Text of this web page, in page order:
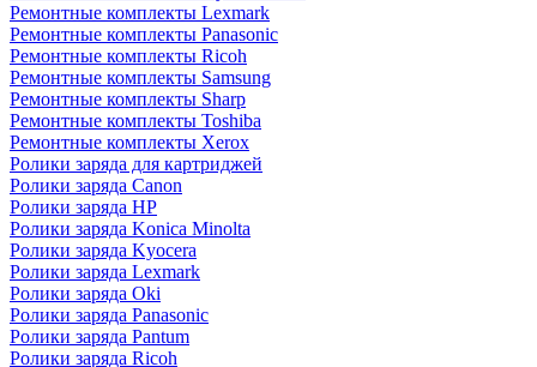
Ремонтные комплекты Lexmark
Ремонтные комплекты Panasonic
Ремонтные комплекты Ricoh
Ремонтные комплекты Samsung
Ремонтные комплекты Sharp
Ремонтные комплекты Toshiba
Ремонтные комплекты Xerox
Ролики заряда для картриджей
Ролики заряда Canon
Ролики заряда HP
Ролики заряда Konica Minolta
Ролики заряда Kyocera
Ролики заряда Lexmark
Ролики заряда Oki
Ролики заряда Panasonic
Ролики заряда Pantum
Ролики заряда Ricoh